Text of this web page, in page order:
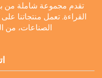
القراءة. تعمل منتجاتنا
الصناعات، من